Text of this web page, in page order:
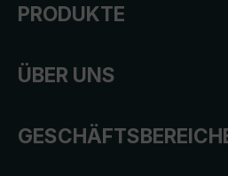
PRODUKTE
ÜBER UNS